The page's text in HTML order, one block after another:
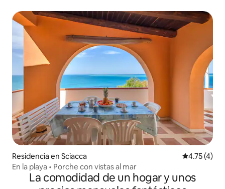
Residencia en Sciacca Calificación
4.75 (4)
En la playa • Porche con vistas al mar
La comodidad de un hogar y unos